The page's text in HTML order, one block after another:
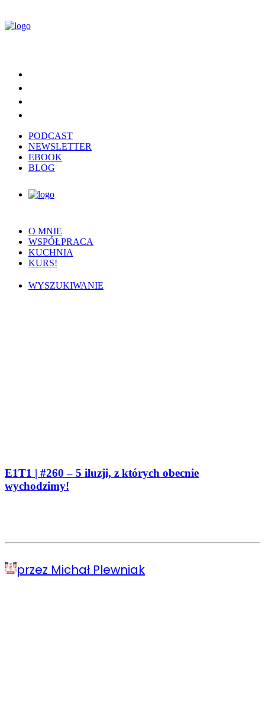
PODCAST
NEWSLETTER
EBOOK
BLOG
O MNIE
WSPÓŁPRACA
KUCHNIA
KURS!
WYSZUKIWANIE
E1T1 | #260 – 5 iluzji, z których obecnie
wychodzimy!
przez Michał Plewniak